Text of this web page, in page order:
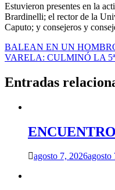
Estuvieron presentes en la
Brardinelli; el rector de la
Caputo; y consejeros y
Navegación
de
entradas
BALEAN EN UN
VARELA: CULMINÓ LA
Entradas
agosto 7, 2026agosto